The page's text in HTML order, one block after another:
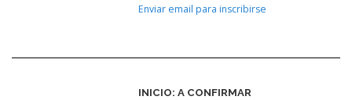
Enviar email para inscribirse
INICIO: A CONFIRMAR